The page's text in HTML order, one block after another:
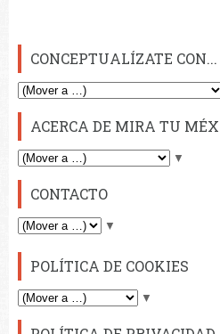
CONCEPTUALÍZATE CON...
ACERCA DE MIRA TU
▼
CONTACTO
▼
POLÍTICA DE COOKIES
▼